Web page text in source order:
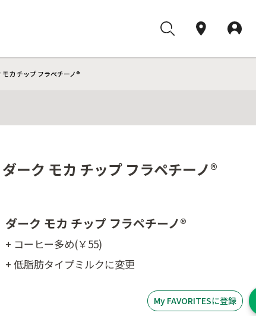
カ チップ フラペチーノ®
ーク モカ チップ フラペチーノ®
ダーク モカ チップ フラペチーノ®
+ コーヒー多め(￥55)
+ 低脂肪タイプミルクに変更
My FAVORITESに登録